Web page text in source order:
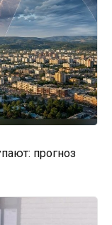
прогноз